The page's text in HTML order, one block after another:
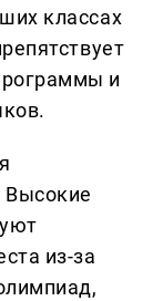
классах
и
Высокие
из-за